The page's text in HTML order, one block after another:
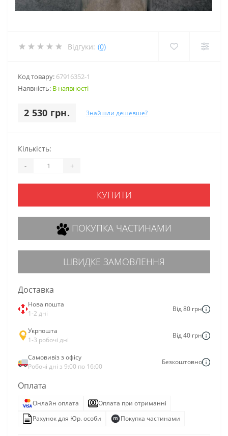
Відгуки: (0)
Код товару: 67916352-1
Наявність: В наявності
2 530 грн. Знайшли дешевше?
Кількість:
- +
КУПИТИ
ПОКУПКА ЧАСТИНАМИ
ШВИДКЕ ЗАМОВЛЕННЯ
Доставка
Нова пошта
1-2 дні
Від 80 грн
Укрпошта
1-3 робочі дні
Від 40 грн
Самовивіз з офісу
Робочі дні з 9:00 по 16:00
Безкоштовно
Оплата
Онлайн оплата
Оплата при отриманні
Рахунок для Юр. особи
Покупка частинами